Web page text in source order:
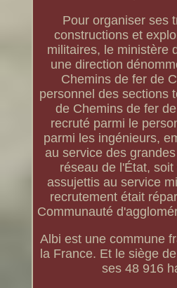
Pour organiser ses
constructions et
militaires, le ministère
une direction
Chemins de fer de
personnel des sections
de Chemins de fer
recruté parmi le
parmi les ingénieurs,
au service des
réseau de l'État,
assujettis au service
recrutement était
Communauté
Albi est une commune
la France. Et le siège
ses 48 916